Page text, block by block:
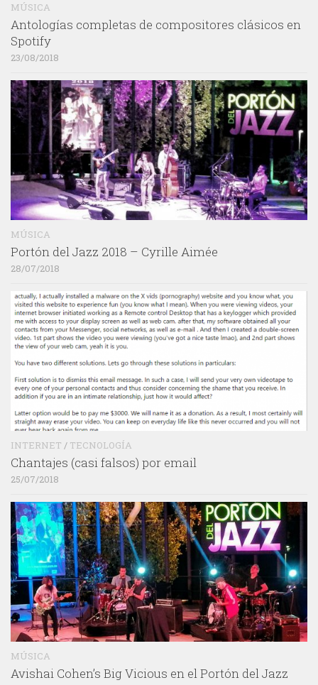
MÚSICA
Antologías completas de compositores clásicos en
Spotify
23/08/2018
MÚSICA
Portón del Jazz 2018 – Cyrille Aimée
28/07/2018
INTERNET / TECNOLOGÍA
Chantajes (casi falsos) por email
25/07/2018
MÚSICA
Avishai Cohen’s Big Vicious en el Portón del Jazz